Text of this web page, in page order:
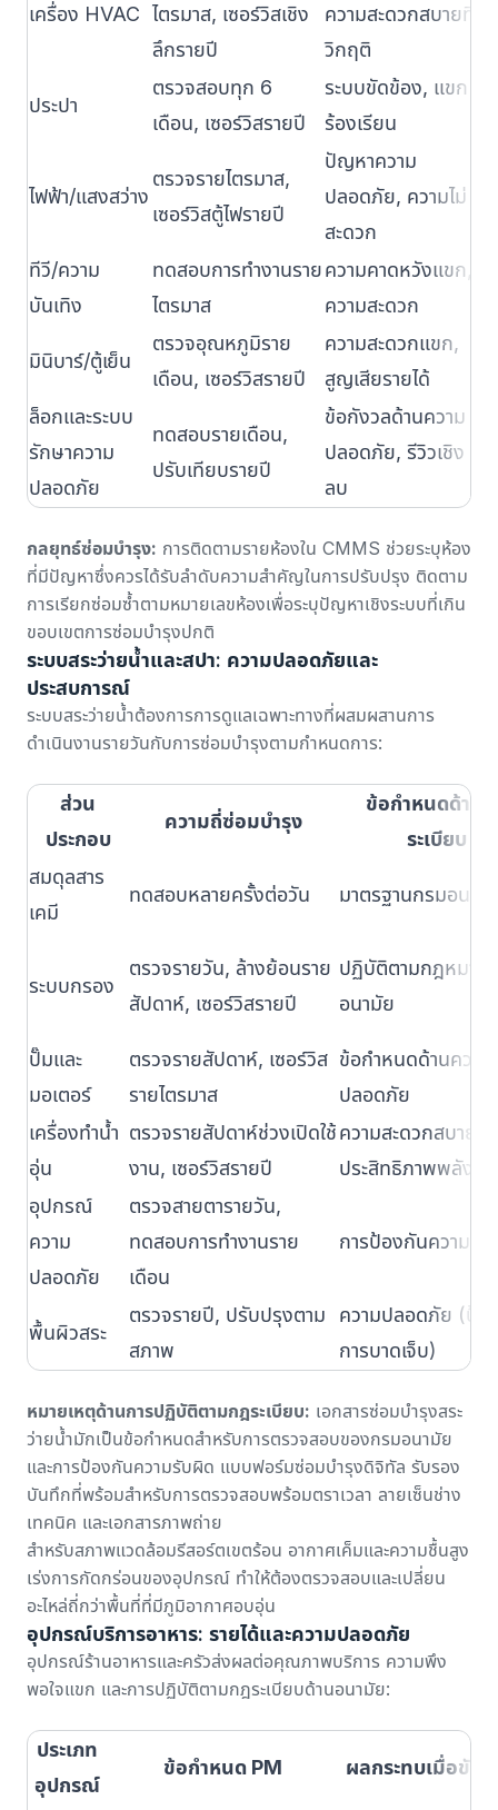
เครื่อง HVAC ไตรมาส, เซอร์วิสเชิง
ลึกรายปี
ความสะดวกสบายที่
วิกฤติ
ประปา
ตรวจสอบทุก 6
เดือน, เซอร์วิสรายปี
ระบบขัดข้อง, แขก
ร้องเรียน
ไฟฟ้า/แสงสว่าง
ตรวจรายไตรมาส,
เซอร์วิสตู้ไฟรายปี
ปัญหาความ
ปลอดภัย, ความไม่
สะดวก
ทีวี/ความ
บันเทิง
ทดสอบการทำงานราย
ไตรมาส
ความคาดหวังแขก,
ความสะดวก
มินิบาร์/ตู้เย็น
ตรวจอุณหภูมิราย
เดือน, เซอร์วิสรายปี
ความสะดวกแขก,
สูญเสียรายได้
ล็อกและระบบ
รักษาความ
ปลอดภัย
ทดสอบรายเดือน,
ปรับเทียบรายปี
ข้อกังวลด้านความ
ปลอดภัย, รีวิวเชิง
ลบ
กลยุทธ์ซ่อมบำรุง: การติดตามรายห้องใน CMMS ช่วยระบุห้อง
ที่มีปัญหาซึ่งควรได้รับลำดับความสำคัญในการปรับปรุง ติดตาม
การเรียกซ่อมซ้ำตามหมายเลขห้องเพื่อระบุปัญหาเชิงระบบที่เกิน
ขอบเขตการซ่อมบำรุงปกติ
ระบบสระว่ายน้ำและสปา: ความปลอดภัยและ
ประสบการณ์
ระบบสระว่ายน้ำต้องการการดูแลเฉพาะทางที่ผสมผสานการ
ดำเนินงานรายวันกับการซ่อมบำรุงตามกำหนดการ:
ส่วน
ประกอบ
ความถี่ซ่อมบำรุง
ข้อกำหนดด้าน
ระเบียบ
สมดุลสาร
เคมี
ทดสอบหลายครั้งต่อวัน มาตรฐานกรมอนามั
ระบบกรอง
ตรวจรายวัน, ล้างย้อนราย
สัปดาห์, เซอร์วิสรายปี
ปฏิบัติตามกฎหมาย
อนามัย
ปั๊มและ
มอเตอร์
ตรวจรายสัปดาห์, เซอร์วิส
รายไตรมาส
ข้อกำหนดด้านความ
ปลอดภัย
เครื่องทำน้ำ
อุ่น
ตรวจรายสัปดาห์ช่วงเปิดใช้
งาน, เซอร์วิสรายปี
ความสะดวกสบายแ
ประสิทธิภาพพลังงา
อุปกรณ์
ความ
ปลอดภัย
ตรวจสายตารายวัน,
ทดสอบการทำงานราย
เดือน
การป้องกันความรั
พื้นผิวสระ
ตรวจรายปี, ปรับปรุงตาม
สภาพ
ความปลอดภัย (ป้อ
การบาดเจ็บ)
หมายเหตุด้านการปฏิบัติตามกฎระเบียบ: เอกสารซ่อมบำรุงสระ
ว่ายน้ำมักเป็นข้อกำหนดสำหรับการตรวจสอบของกรมอนามัย
และการป้องกันความรับผิด แบบฟอร์มซ่อมบำรุงดิจิทัล รับรอง
บันทึกที่พร้อมสำหรับการตรวจสอบพร้อมตราเวลา ลายเซ็นช่าง
เทคนิค และเอกสารภาพถ่าย
สำหรับสภาพแวดล้อมรีสอร์ตเขตร้อน อากาศเค็มและความชื้นสูง
เร่งการกัดกร่อนของอุปกรณ์ ทำให้ต้องตรวจสอบและเปลี่ยน
อะไหล่ถี่กว่าพื้นที่ที่มีภูมิอากาศอบอุ่น
อุปกรณ์บริการอาหาร: รายได้และความปลอดภัย
อุปกรณ์ร้านอาหารและครัวส่งผลต่อคุณภาพบริการ ความพึง
พอใจแขก และการปฏิบัติตามกฎระเบียบด้านอนามัย:
ประเภท
อุปกรณ์
ข้อกำหนด PM ผลกระทบเมื่อขัด